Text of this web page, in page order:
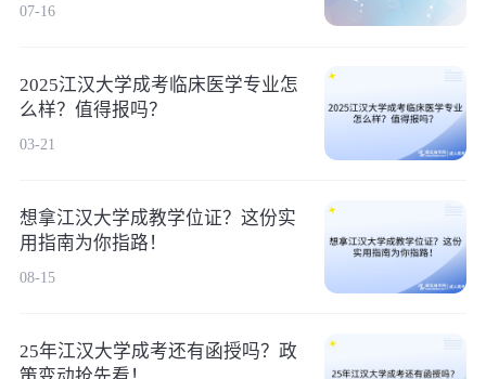
07-16
2025江汉大学成考临床医学专业怎
么样？值得报吗？
03-21
想拿江汉大学成教学位证？这份实
用指南为你指路！
08-15
25年江汉大学成考还有函授吗？政